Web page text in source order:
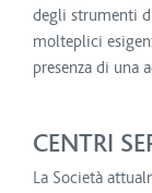
degli strumenti
molteplici
presenza di una
CENTRI
La Società